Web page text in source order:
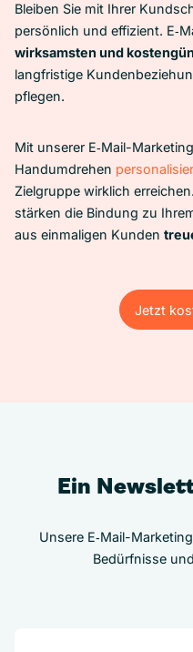
Bleiben Sie mit Ihrer
persönlich und effizient.
wirksamsten und
langfristige
pflegen.
Mit unserer E‑Mail-
Handumdrehen
Zielgruppe wirklich
stärken die Bindung zu
aus einmaligen Kunden
Jetzt
Jetzt
Ein
Unsere E‑Mail-
Bedürfnisse